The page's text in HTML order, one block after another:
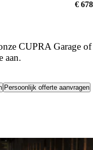
€ 678
CUPRA Garage of
aan.
Persoonlijk offerte aanvragen